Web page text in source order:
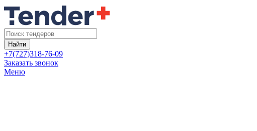
Найти
+7(727)318-76-09
Заказать звонок
Меню